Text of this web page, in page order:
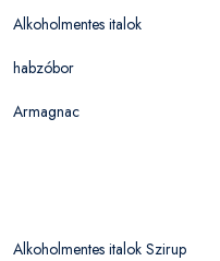
Alkoholmentes italok
habzóbor
Armagnac
Alkoholmentes italok Szirup